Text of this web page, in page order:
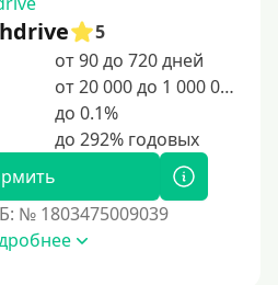
5
от 90 до 720 дней
от 20 000 до 1 000 000 ₽
до 0.1%
№ 1803475009039